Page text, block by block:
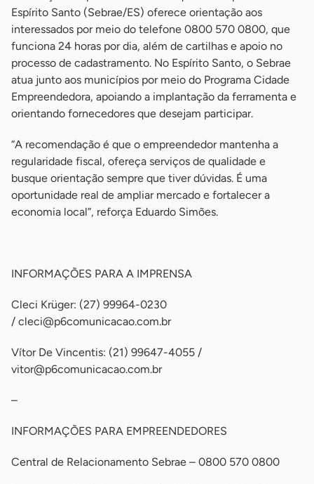
Espírito Santo (Sebrae/ES) oferece orientação aos
interessados por meio do telefone 0800 570 0800, que
funciona 24 horas por dia, além de cartilhas e apoio no
processo de cadastramento. No Espírito Santo, o Sebrae
atua junto aos municípios por meio do Programa Cidade
Empreendedora, apoiando a implantação da ferramenta e
orientando fornecedores que desejam participar.
“A recomendação é que o empreendedor mantenha a
regularidade fiscal, ofereça serviços de qualidade e
busque orientação sempre que tiver dúvidas. É uma
oportunidade real de ampliar mercado e fortalecer a
economia local”, reforça Eduardo Simões.
INFORMAÇÕES PARA A IMPRENSA
Cleci Krüger: (27) 99964-0230
/ cleci@p6comunicacao.com.br
Vítor De Vincentis: (21) 99647-4055 /
vitor@p6comunicacao.com.br
–
INFORMAÇÕES PARA EMPREENDEDORES
Central de Relacionamento Sebrae – 0800 570 0800